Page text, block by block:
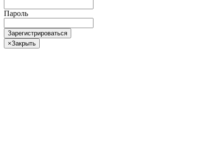
Пароль
Зарегистрироваться
×Закрыть